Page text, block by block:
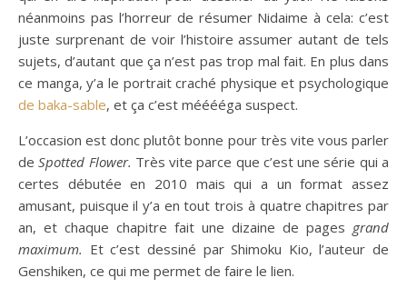
néanmoins pas l’horreur de résumer Nidaime à cela: c’est
juste surprenant de voir l’histoire assumer autant de tels
sujets, d’autant que ça n’est pas trop mal fait. En plus dans
ce manga, y’a le portrait craché physique et psychologique
de baka-sable, et ça c’est mééééga suspect.
L’occasion est donc plutôt bonne pour très vite vous parler
deSpotted Flower. Très vite parce que c’est une série qui a
certes débutée en 2010 mais qui a un format assez
amusant, puisque il y’a en tout trois à quatre chapitres par
an, et chaque chapitre fait une dizaine de pages grand
maximum. Et c’est dessiné par Shimoku Kio, l’auteur de
Genshiken, ce qui me permet de faire le lien.